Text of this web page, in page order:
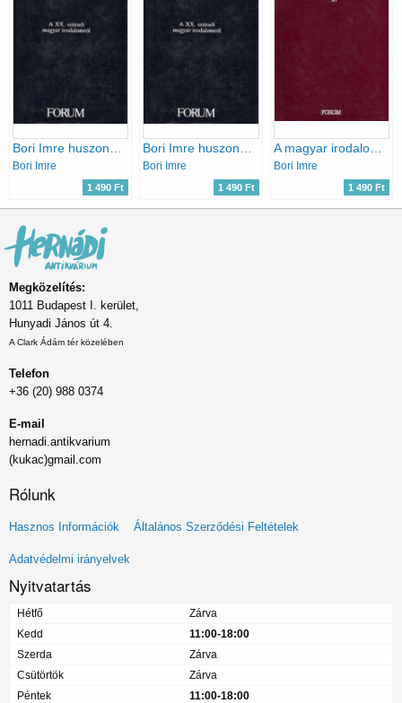
Bori Imre
1 490 Ft
Bori Imre
1 490 Ft
A magyar irodalom modern irányai I.
Bori Imre
1 490 Ft
Megközelítés:
1011 Budapest I. kerület,
Hunyadi János út 4.
A Clark Ádám tér közelében
Telefon
+36 (20) 988 0374
E-mail
hernadi.antikvarium
(kukac)gmail.com
Rólunk
Lábléc
menü
Hasznos Információk Általános Szerződési Feltételek
Adatvédelmi irányelvek
Nyitvatartás
Hétfő
Zárva
Kedd
11:00-18:00
Szerda
Zárva
Csütörtök
Zárva
Péntek
11:00-18:00